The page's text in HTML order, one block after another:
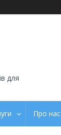
для
Про нас